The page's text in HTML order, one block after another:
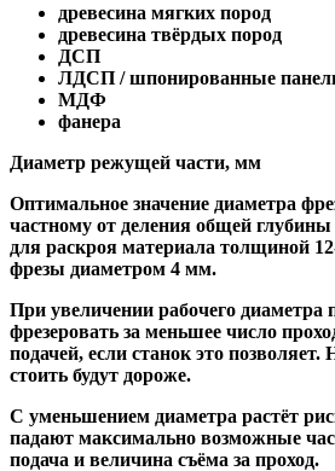
древесина мягких пород
древесина твёрдых пород
ДСП
ЛДСП / шпонированные
МДФ
фанера
Диаметр режущей части, мм
Оптимальное значение диаметра
частному от деления общей
для раскроя материала толщиной
фрезы диаметром 4 мм.
При увеличении рабочего диаметра
фрезеровать за меньшее число
подачей, если станок это
стоить будут дороже.
С уменьшением диаметра растёт
падают максимально возможные
подача и величина съёма за проход.